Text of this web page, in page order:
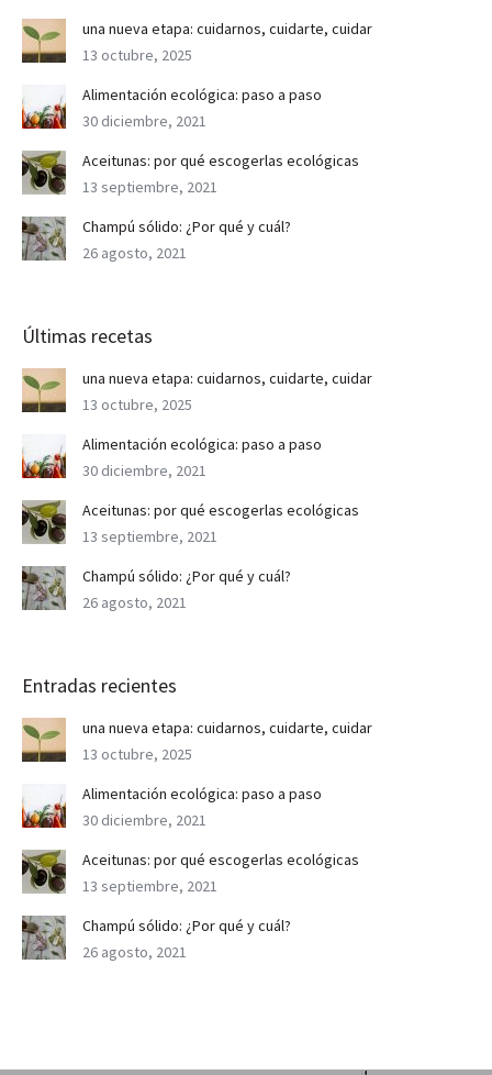
una nueva etapa: cuidarnos, cuidarte, cuidar
13 octubre, 2025
Alimentación ecológica: paso a paso
30 diciembre, 2021
Aceitunas: por qué escogerlas ecológicas
13 septiembre, 2021
Champú sólido: ¿Por qué y cuál?
26 agosto, 2021
Últimas recetas
una nueva etapa: cuidarnos, cuidarte, cuidar
13 octubre, 2025
Alimentación ecológica: paso a paso
30 diciembre, 2021
Aceitunas: por qué escogerlas ecológicas
13 septiembre, 2021
Champú sólido: ¿Por qué y cuál?
26 agosto, 2021
Entradas recientes
una nueva etapa: cuidarnos, cuidarte, cuidar
13 octubre, 2025
Alimentación ecológica: paso a paso
30 diciembre, 2021
Aceitunas: por qué escogerlas ecológicas
13 septiembre, 2021
Champú sólido: ¿Por qué y cuál?
26 agosto, 2021